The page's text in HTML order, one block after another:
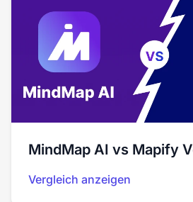
MindMap AI vs Mapify
Vergleich anzeigen